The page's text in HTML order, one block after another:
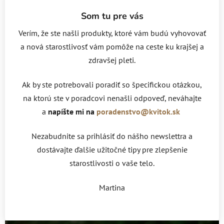
Som tu pre vás
Verím, že ste našli produkty, ktoré vám budú vyhovovať
a nová starostlivosť vám pomôže na ceste ku krajšej a
zdravšej pleti.
Ak by ste potrebovali poradiť so špecifickou otázkou,
na ktorú ste v poradcovi nenašli odpoveď, neváhajte
a napíšte mi na poradenstvo@kvitok.sk
Nezabudnite sa prihlásiť do nášho newslettra a
dostávajte ďalšie užitočné tipy pre zlepšenie
starostlivosti o vaše telo.
Martina